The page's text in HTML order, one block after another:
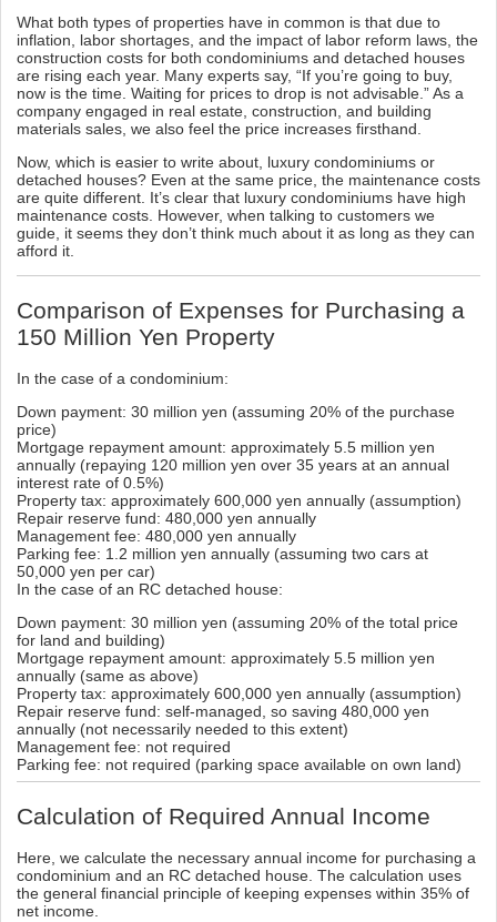
What both types of properties have in common is that due to
inflation, labor shortages, and the impact of labor reform laws, the
construction costs for both condominiums and detached houses
are rising each year. Many experts say, “If you’re going to buy,
now is the time. Waiting for prices to drop is not advisable.” As a
company engaged in real estate, construction, and building
materials sales, we also feel the price increases firsthand.
Now, which is easier to write about, luxury condominiums or
detached houses? Even at the same price, the maintenance costs
are quite different. It’s clear that luxury condominiums have high
maintenance costs. However, when talking to customers we
guide, it seems they don’t think much about it as long as they can
afford it.
Comparison of Expenses for Purchasing a
150 Million Yen Property
In the case of a condominium:
Down payment: 30 million yen (assuming 20% of the purchase
price)
Mortgage repayment amount: approximately 5.5 million yen
annually (repaying 120 million yen over 35 years at an annual
interest rate of 0.5%)
Property tax: approximately 600,000 yen annually (assumption)
Repair reserve fund: 480,000 yen annually
Management fee: 480,000 yen annually
Parking fee: 1.2 million yen annually (assuming two cars at
50,000 yen per car)
In the case of an RC detached house:
Down payment: 30 million yen (assuming 20% of the total price
for land and building)
Mortgage repayment amount: approximately 5.5 million yen
annually (same as above)
Property tax: approximately 600,000 yen annually (assumption)
Repair reserve fund: self-managed, so saving 480,000 yen
annually (not necessarily needed to this extent)
Management fee: not required
Parking fee: not required (parking space available on own land)
Calculation of Required Annual Income
Here, we calculate the necessary annual income for purchasing a
condominium and an RC detached house. The calculation uses
the general financial principle of keeping expenses within 35% of
net income.